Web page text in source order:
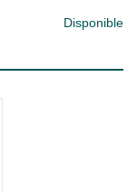
Disponible